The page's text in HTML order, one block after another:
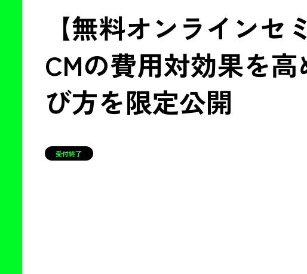
【無料オンラインセ
CMの費用対効果を
び方を限定公開
受付終了